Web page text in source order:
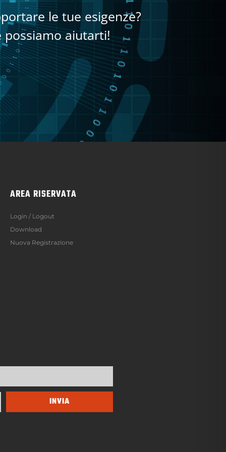
le tue esigenze?
possiamo aiutarti!
AREA RISERVATA
Login / Logout
Download
Nuova Registrazione
INVIA